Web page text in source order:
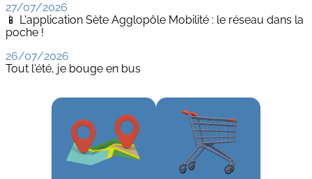
27/07/2026
📱 L'application Sète Agglopôle Mobilité : le réseau dans la
poche !
26/07/2026
Tout l'été, je bouge en bus